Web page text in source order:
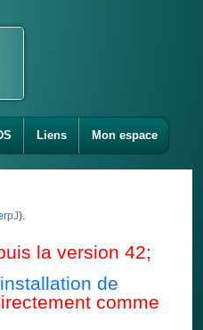
Liens Mon espace
).
la version 42;
installation de
comme